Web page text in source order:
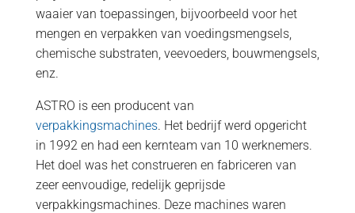
waaier van toepassingen, bijvoorbeeld voor het
mengen en verpakken van voedingsmengsels,
chemische substraten, veevoeders, bouwmengsels,
enz.
ASTRO is een producent van
verpakkingsmachines. Het bedrijf werd opgericht
in 1992 en had een kernteam van 10 werknemers.
Het doel was het construeren en fabriceren van
zeer eenvoudige, redelijk geprijsde
verpakkingsmachines. Deze machines waren